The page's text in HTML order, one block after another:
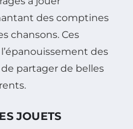
des comptines
chansons. Ces
des
partager de belles
JOUETS